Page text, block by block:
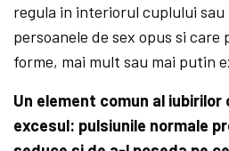
regula in interiorul cuplului
persoanele de sex opus si
forme, mai mult sau mai putin
Un element comun al iubirilor
excesul: pulsiunile normale